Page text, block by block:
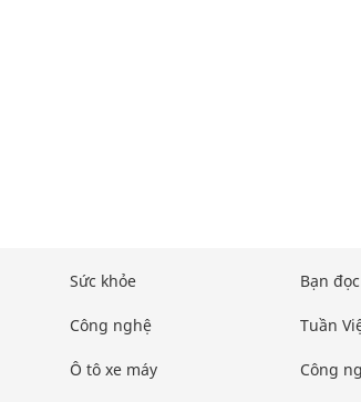
Sức khỏe
Công nghệ
Ô tô xe máy
Bạn đọc
Tuần
Công